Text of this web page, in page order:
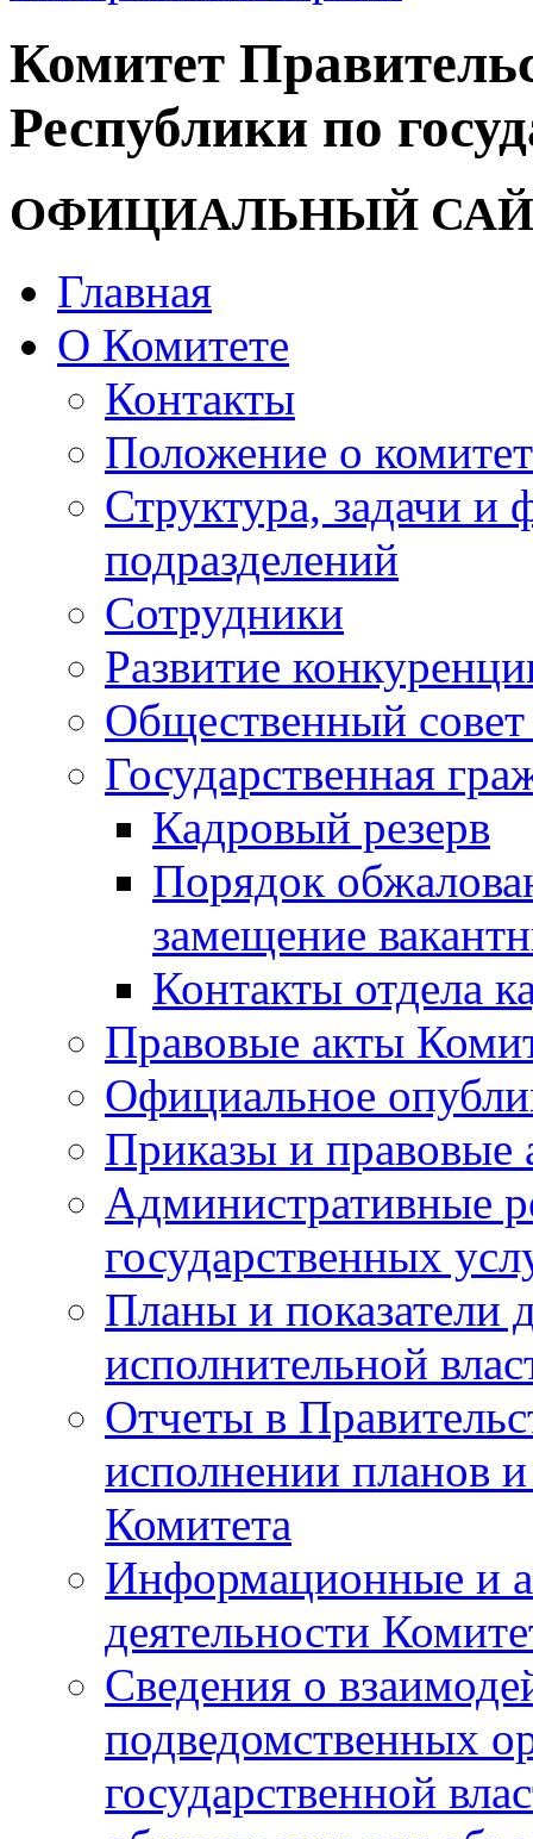
Комитет
Республики по
ОФИЦИАЛЬНЫЙ
Главная
О Комитете
Контакты
Положение о
Структура, задачи и
подразделений
Сотрудники
Развитие
Общественный совет
Государственная
Кадровый резерв
Порядок
замещение
Контакты отдела
Правовые акты
Официальное
Приказы и правовые
Административные
государственных
Планы и показатели
исполнительной
Отчеты в
исполнении планов и
Комитета
Информационные и
деятельности
Сведения о
подведомственных
государственной